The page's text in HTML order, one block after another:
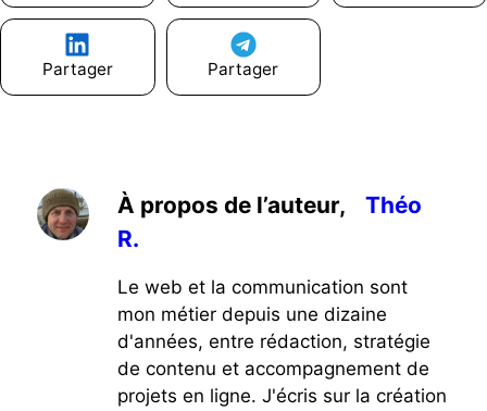
Partager Partager
À propos de l’auteur,
Théo
R.
Le web et la communication sont
mon métier depuis une dizaine
d'années, entre rédaction, stratégie
de contenu et accompagnement de
projets en ligne. J'écris sur la création